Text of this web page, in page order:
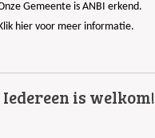
Gemeente is ANBI erkend.
hier voor meer informatie.
is welkom!